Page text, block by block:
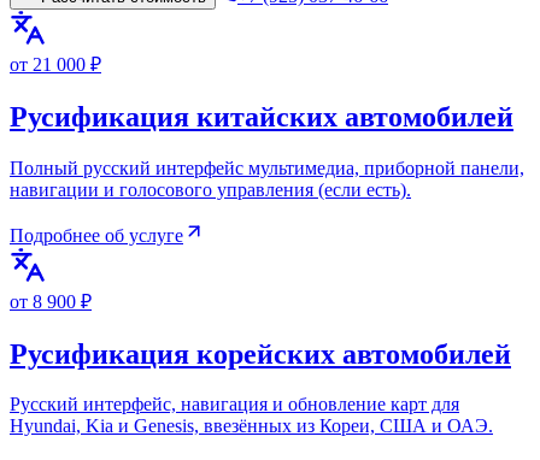
от 21 000 ₽
Русификация китайских автомобилей
Полный русский интерфейс мультимедиа, приборной панели,
навигации и голосового управления (если есть).
Подробнее об услуге
от 8 900 ₽
Русификация корейских автомобилей
Русский интерфейс, навигация и обновление карт для
Hyundai, Kia и Genesis, ввезённых из Кореи, США и ОАЭ.